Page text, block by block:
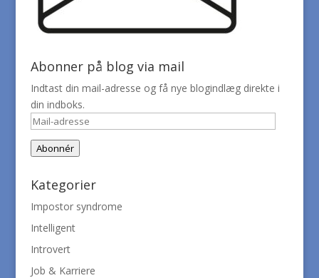
Abonner på blog via mail
Indtast din mail-adresse og få nye blogindlæg direkte i
din indboks.
Mail-
adresse
Abonnér
Kategorier
Impostor syndrome
Intelligent
Introvert
Job & Karriere